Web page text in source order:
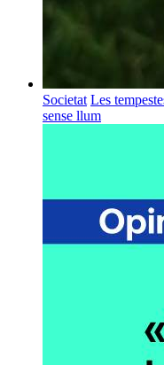
Societat Les
sense llum